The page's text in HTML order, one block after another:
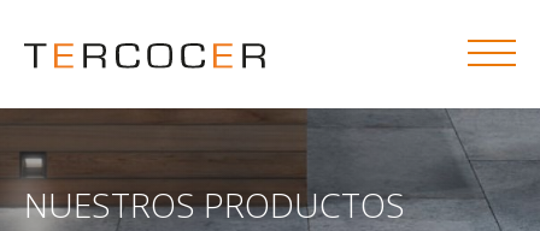
NUESTROS PRODUCTOS